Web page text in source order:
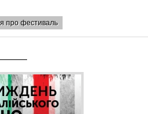
про фестиваль